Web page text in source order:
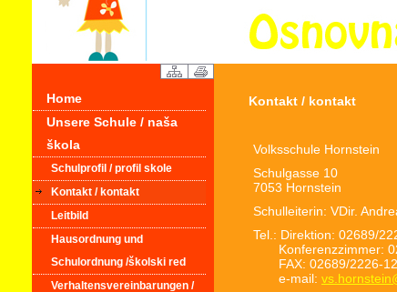
Home
Unsere Schule / naša
škola
Schulprofil / profil skole
Kontakt / kontakt
Leitbild
Hausordnung und
Schulordnung /školski red
Verhaltensvereinbarungen /
Kontakt / kontakt
Volksschule Hornstein
Schulgasse 10
7053 Hornstein
Schulleiterin: VDir.
Tel.: Direktion: 02689/
Konferenzzimmer:
FAX: 02689/2226-12
e-mail: